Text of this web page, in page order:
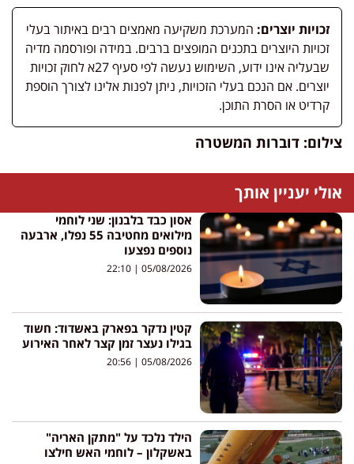
זכויות יוצרים: המערכת משקיעה מאמצים רבים באיתור בעלי
זכויות היוצרים בתכנים המופצים ברבים. במידה ופורסמה מדיה
שבעליה אינו ידוע, השימוש נעשה לפי סעיף 27א לחוק זכויות
יוצרים. אם הנכם בעלי הזכויות, ניתן לפנות אלינו לצורך הוספת
קרדיט או הסרת התוכן.
צילום: דוברות המשטרה
אולי יעניין אותך
אסון כבד בלבנון: שני לוחמי
מילואים מחטיבה 55 נפלו, ארבעה
נוספים נפצעו
05/08/2026
קטין נדקר בפארק באשדוד: חשוד
בגילו נעצר זמן קצר לאחר האירוע
05/08/2026
הילד נלכד על "מתקן האריה"
באשקלון – לוחמי האש חילצו